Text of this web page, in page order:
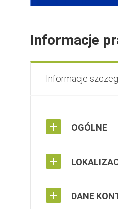
Informacje
Informacje
OGÓLNE
DANE